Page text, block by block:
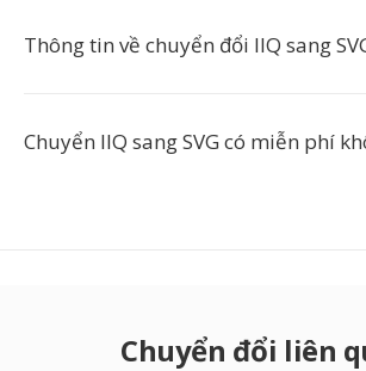
Thông tin về chuyển đổi IIQ sang
Chuyển IIQ sang SVG có miễn phí
Chuyển đổi liên